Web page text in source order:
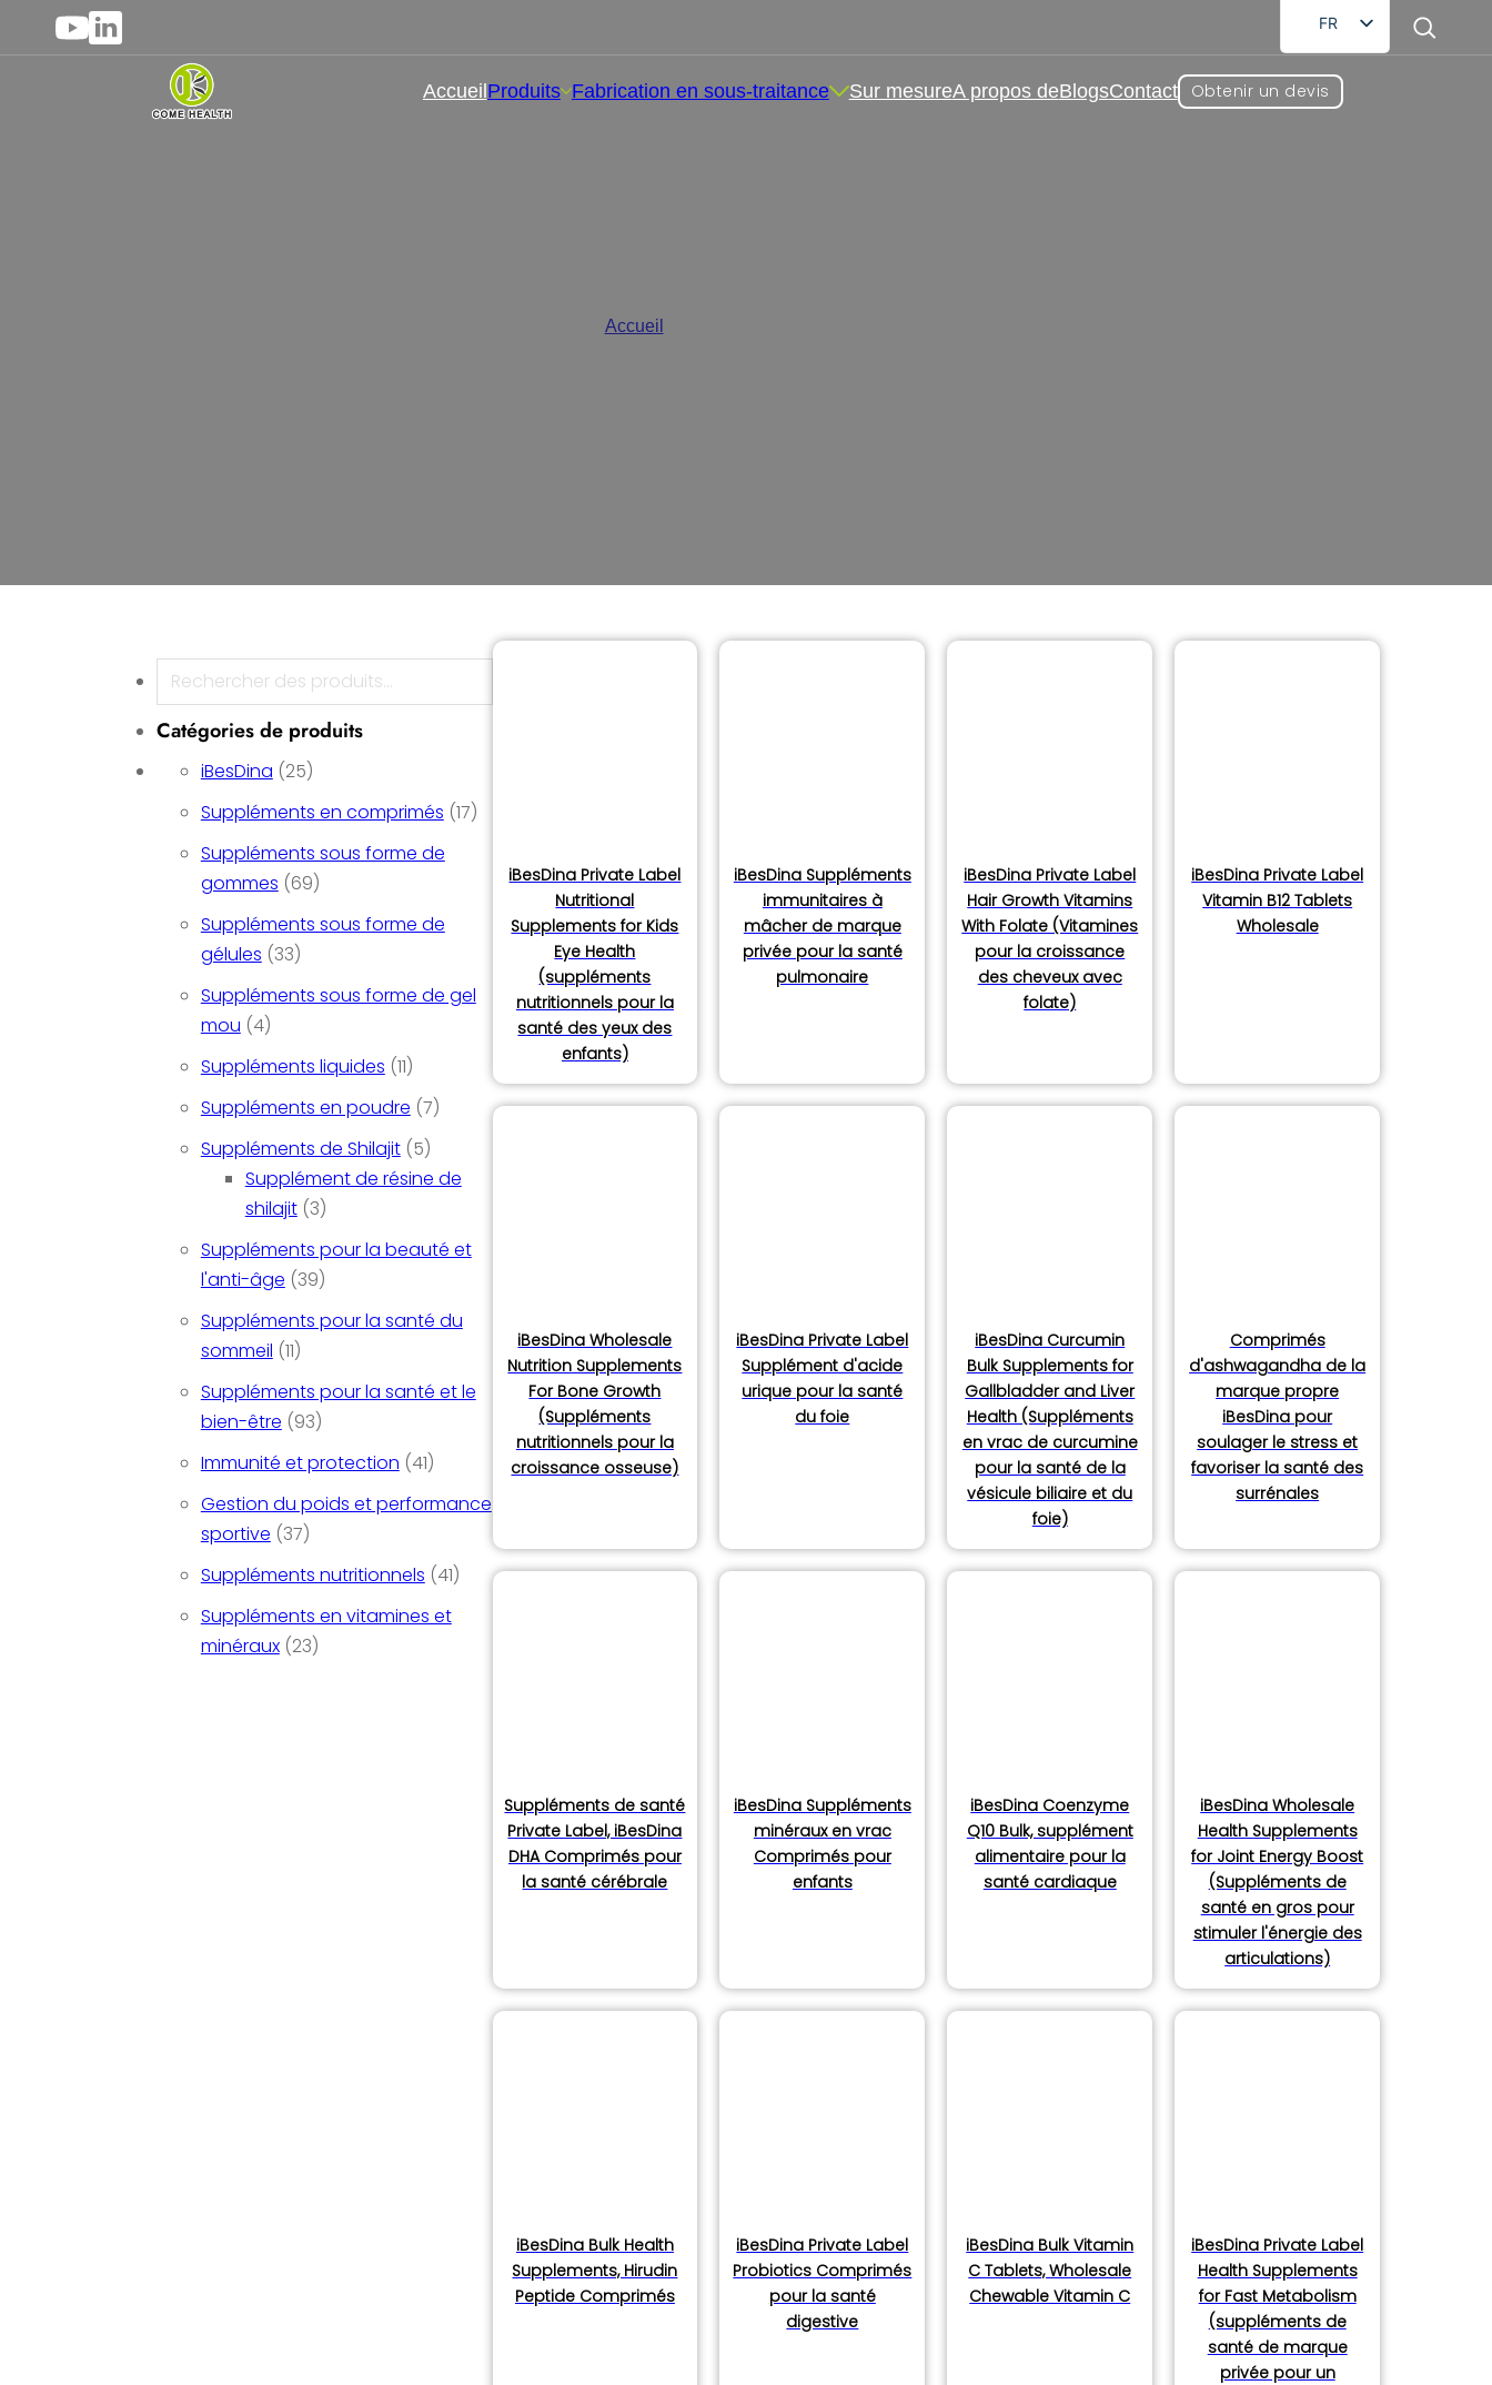
FR
EN
DE
AccueilProduits Fabrication en sous-traitance Sur mesureA propos deBlogsContact Obtenir un devis
Accueil
Recherche
Catégories de produits
iBesDina 2525 produits
Suppléments en comprimés 1717 produits
Suppléments sous forme de
gommes 6969 produits
Suppléments sous forme de
gélules 3333 produits
Suppléments sous forme de gel
mou 44 produits
Suppléments liquides 1111 produits
Suppléments en poudre 77 produits
Suppléments de Shilajit 55 produits
Supplément de résine de
shilajit 33 produits
Suppléments pour la beauté et
l'anti-âge 3939 produits
Suppléments pour la santé du
sommeil 1111 produits
Suppléments pour la santé et le
bien-être 9393 produits
Immunité et protection 4141 produits
Gestion du poids et performance
sportive 3737 produits
Suppléments nutritionnels 4141 produits
Suppléments en vitamines et
minéraux 2323 produits
iBesDina Private Label
Nutritional
Supplements for Kids
Eye Health
(suppléments
nutritionnels pour la
santé des yeux des
enfants)
iBesDina Suppléments
immunitaires à
mâcher de marque
privée pour la santé
pulmonaire
iBesDina Private Label
Hair Growth Vitamins
With Folate (Vitamines
pour la croissance
des cheveux avec
folate)
iBesDina Private Label
Vitamin B12 Tablets
Wholesale
iBesDina Wholesale
Nutrition Supplements
For Bone Growth
(Suppléments
nutritionnels pour la
croissance osseuse)
iBesDina Private Label
Supplément d'acide
urique pour la santé
du foie
iBesDina Curcumin
Bulk Supplements for
Gallbladder and Liver
Health (Suppléments
en vrac de curcumine
pour la santé de la
vésicule biliaire et du
foie)
Comprimés
d'ashwagandha de la
marque propre
iBesDina pour
soulager le stress et
favoriser la santé des
surrénales
Suppléments de santé
Private Label, iBesDina
DHA Comprimés pour
la santé cérébrale
iBesDina Suppléments
minéraux en vrac
Comprimés pour
enfants
iBesDina Coenzyme
Q10 Bulk, supplément
alimentaire pour la
santé cardiaque
iBesDina Wholesale
Health Supplements
for Joint Energy Boost
(Suppléments de
santé en gros pour
stimuler l'énergie des
articulations)
iBesDina Bulk Health
Supplements, Hirudin
Peptide Comprimés
iBesDina Private Label
Probiotics Comprimés
pour la santé
digestive
iBesDina Bulk Vitamin
C Tablets, Wholesale
Chewable Vitamin C
iBesDina Private Label
Health Supplements
for Fast Metabolism
(suppléments de
santé de marque
privée pour un